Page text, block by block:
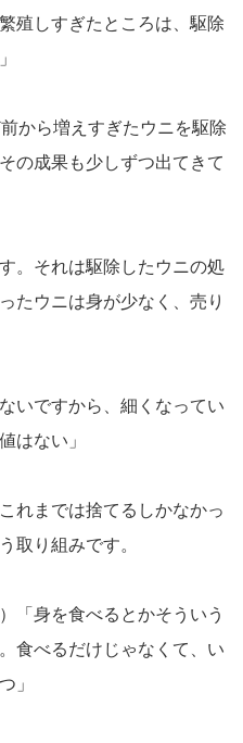
殖しすぎたところは、駆除
から増えすぎたウニを駆除
の成果も少しずつ出てきて
。それは駆除したウニの処
たウニは身が少なく、売り
いですから、細くなってい
はない」
れまでは捨てるしかなかっ
取り組みです。
「身を食べるとかそういう
食べるだけじゃなくて、い
」